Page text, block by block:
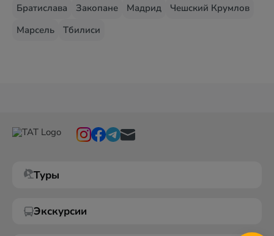
Братислава
Закопане Мадрид
Чешский Крумлов
Марсель
Тбилиси
Туры
Экскурсии